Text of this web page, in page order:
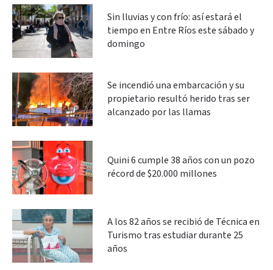
Sin lluvias y con frío: así estará el
tiempo en Entre Ríos este sábado y
domingo
Se incendió una embarcación y su
propietario resultó herido tras ser
alcanzado por las llamas
Quini 6 cumple 38 años con un pozo
récord de $20.000 millones
A los 82 años se recibió de Técnica en
Turismo tras estudiar durante 25
años